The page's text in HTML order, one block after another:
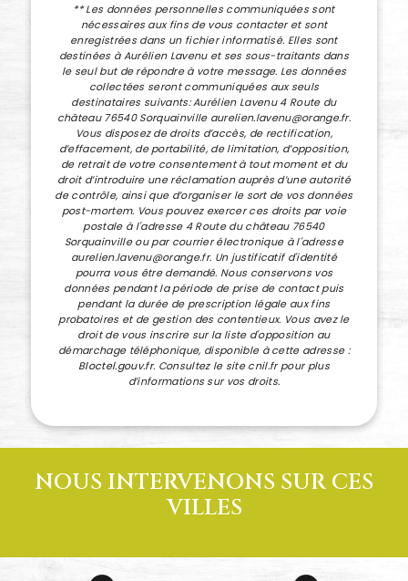
** Les données personnelles communiquées sont
nécessaires aux fins de vous contacter et sont
enregistrées dans un fichier informatisé. Elles sont
destinées à Aurélien Lavenu et ses sous-traitants dans
le seul but de répondre à votre message. Les données
collectées seront communiquées aux seuls
destinataires suivants: Aurélien Lavenu 4 Route du
château 76540 Sorquainville aurelien.lavenu@orange.fr.
Vous disposez de droits d’accès, de rectification,
d’effacement, de portabilité, de limitation, d’opposition,
de retrait de votre consentement à tout moment et du
droit d’introduire une réclamation auprès d’une autorité
de contrôle, ainsi que d’organiser le sort de vos données
post-mortem. Vous pouvez exercer ces droits par voie
postale à l'adresse 4 Route du château 76540
Sorquainville ou par courrier électronique à l'adresse
aurelien.lavenu@orange.fr. Un justificatif d'identité
pourra vous être demandé. Nous conservons vos
données pendant la période de prise de contact puis
pendant la durée de prescription légale aux fins
probatoires et de gestion des contentieux. Vous avez le
droit de vous inscrire sur la liste d'opposition au
démarchage téléphonique, disponible à cette adresse :
Bloctel.gouv.fr. Consultez le site cnil.fr pour plus
d’informations sur vos droits.
NOUS INTERVENONS SUR CES
VILLES